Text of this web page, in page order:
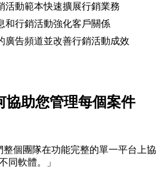
活動範本快速擴展行銷業務
和行銷活動強化客戶關係
廣告頻道並改善行銷活動成效
協助您管理每個案件
整個團隊在功能完整的單一平台上協
同軟體。」